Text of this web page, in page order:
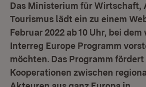
Das Ministerium für Wirtschaft,
Tourismus lädt ein zu einem
Februar 2022 ab 10 Uhr, bei
Interreg Europe Programm
möchten. Das Programm
Kooperationen zwischen